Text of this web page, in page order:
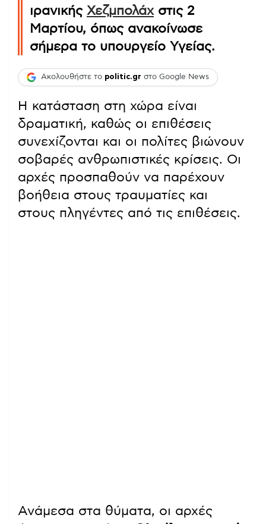
ιρανικής Χεζμπολάχστις 2
Μαρτίου, όπως ανακοίνωσε
σήμερα το υπουργείο Υγείας.
Ακολουθήστε το politic.gr στο Google News
Η κατάσταση στη χώρα είναι
δραματική, καθώς οι επιθέσεις
συνεχίζονται και οι πολίτες βιώνουν
σοβαρές ανθρωπιστικές κρίσεις. Οι
αρχές προσπαθούν να παρέχουν
βοήθεια στους τραυματίες και
στους πληγέντες από τις επιθέσεις.
Ανάμεσα στα θύματα, οι αρχές